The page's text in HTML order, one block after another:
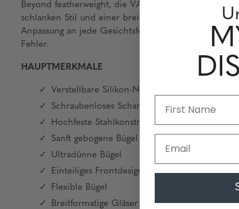
Beyond featherweight, die VAYPER verfügt über
schlanken Stil und einer breiteren Passform
Anpassung an jede Gesichtsform. Die
Fehler.
HAUPTMERKMALE
Verstellbare Silikon-Nasenpads
Schraubenloses Scharnierdesign
Hochfeste Stahlkonstruktion
Sanft gebogene Bügel
Ultradünne Bügel
Einteiliges Frontdesign
Flexible Bügel
Breitformatige Gläser